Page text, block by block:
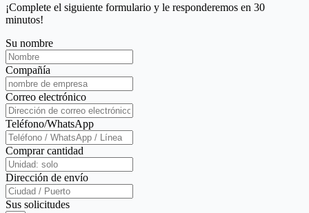
¡Complete el siguiente formulario y le responderemos en 30
minutos!
Su nombre
Compañía
Correo electrónico
Teléfono/WhatsApp
Comprar cantidad
Dirección de envío
Sus solicitudes